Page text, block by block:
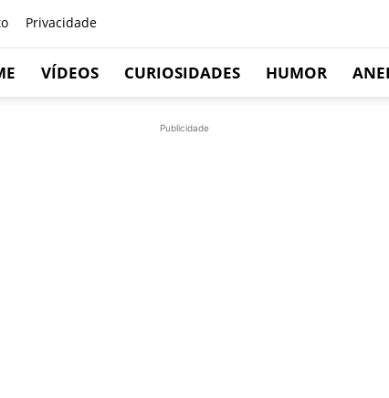
Privacidade
VÍDEOS CURIOSIDADES HUMOR
Publicidade